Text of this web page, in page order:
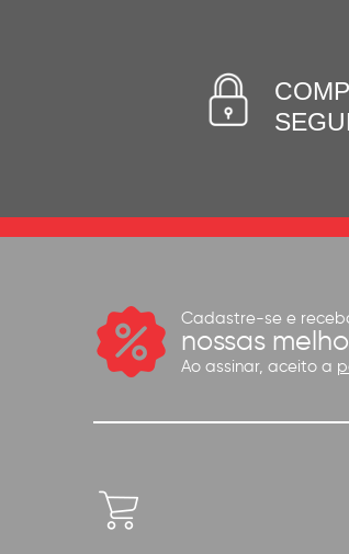
Cadastre-se e
nossas
Ao assinar, aceito a